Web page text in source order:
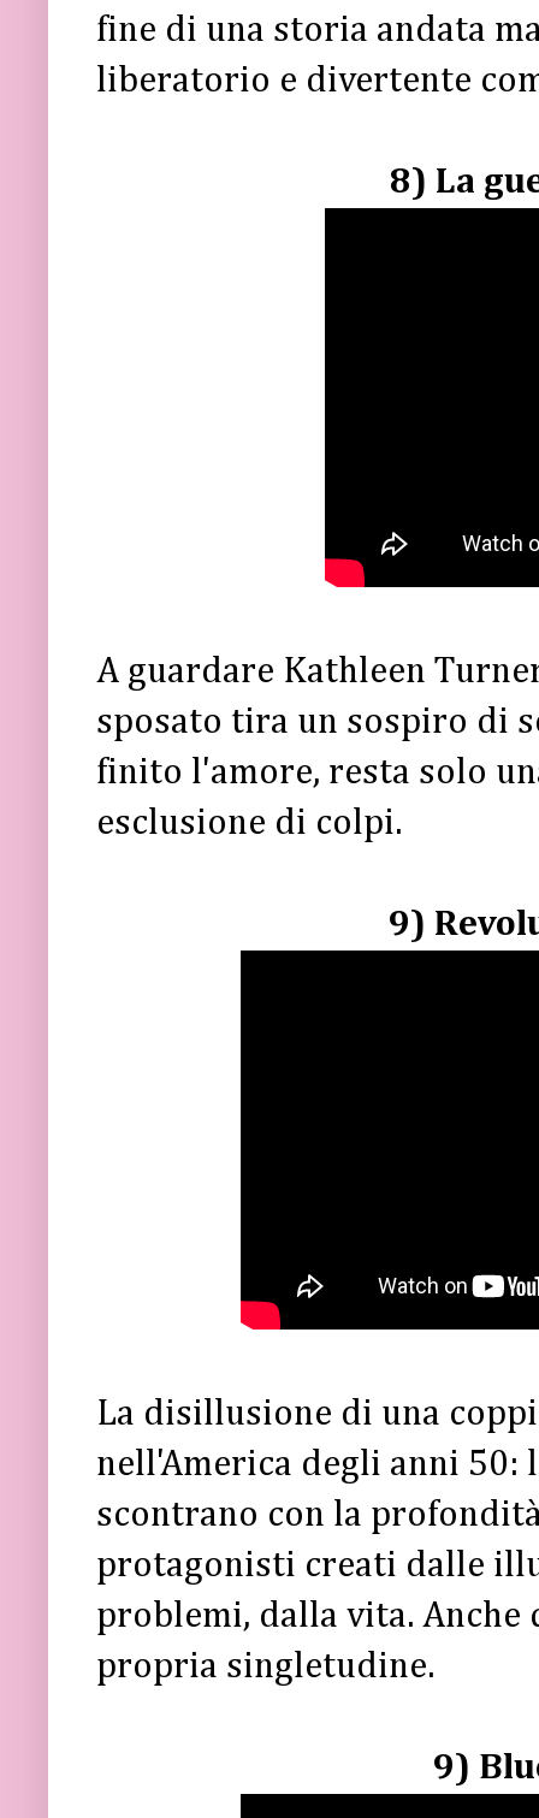
fine di una storia andata
liberatorio e divertente
8) La
A guardare Kathleen
sposato tira un sospiro di
finito l'amore, resta solo
esclusione di colpi.
9)
La disillusione di una
nell'America degli anni 50:
scontrano con la
protagonisti creati dalle
problemi, dalla vita.
propria singletudine.
9)